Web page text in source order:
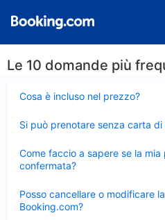
Le 10 domande più
Cosa è incluso nel prezzo?
chiuso
Si può prenotare senza carta
chiuso
Come faccio a sapere se la
confermata?
chiuso
Posso cancellare o modificare
Booking.com?
chiuso